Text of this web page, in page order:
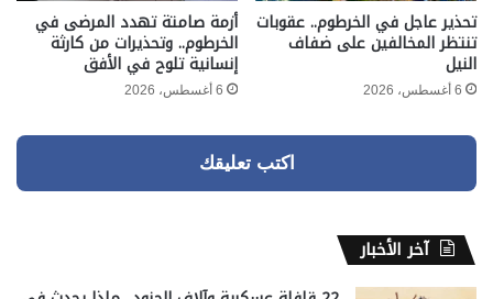
تحذير عاجل في الخرطوم.. عقوبات
تنتظر المخالفين على ضفاف
النيل
6 أغسطس، 2026
أزمة صامتة تهدد المرضى في
الخرطوم.. وتحذيرات من كارثة
إنسانية تلوح في الأفق
6 أغسطس، 2026
اكتب تعليقك
آخر الأخبار